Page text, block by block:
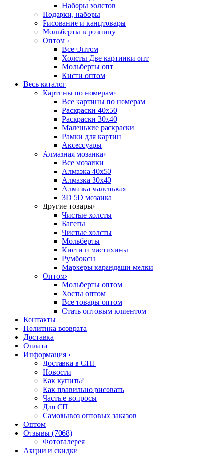
Наборы холстов
Подарки, наборы
Рисование и канцтовары
Мольберты в розницу
Оптом ›
Все Оптом
Холсты Две картинки опт
Мольберты опт
Кисти оптом
Весь каталог
Картины по номерам›
Все картины по номерам
Раскраски 40х50
Раскраски 30х40
Маленькие раскраски
Рамки для картин
Аксессуары
Алмазная мозаика›
Все мозаики
Алмазка 40х50
Алмазка 30х40
Алмазка маленькая
3D 5D мозаика
Другие товары›
Чистые холсты
Багеты
Чистые холсты
Мольберты
Кисти и мастихины
Румбоксы
Маркеры карандаши мелки
Оптом›
Мольберты оптом
Хосты оптом
Все товары оптом
Стать оптовым клиентом
Контакты
Политика возврата
Доставка
Оплата
Информация ›
Доставка в СНГ
Новости
Как купить?
Как правильно рисовать
Частые вопросы
Для СП
Самовывоз оптовых заказов
Оптом
Отзывы (7068)
Фотогалерея
Акции и скидки